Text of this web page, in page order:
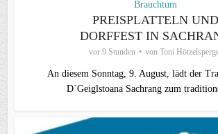
Brauchtum
PREISPLATTELN UND
DORFFEST IN
vor 9 Stunden von Toni
An diesem Sonntag, 9. August, lädt der
D`Geiglstoana Sachrang zum